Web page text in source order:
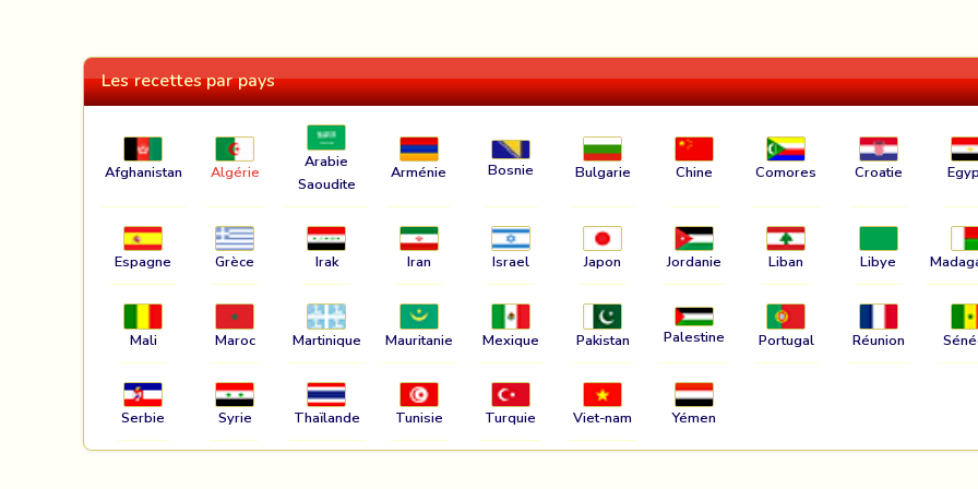
Les recettes par pays
Afghanistan Algérie
Arabie
Saoudite
Arménie Bosnie Bulgarie Chine Comores Croatie
Espagne Grèce Irak Iran Israel Japon Jordanie Liban Libye
Mali Maroc Martinique Mauritanie Mexique Pakistan Palestine Portugal Réunion
Serbie Syrie Thaïlande Tunisie Turquie Viet-nam Yémen